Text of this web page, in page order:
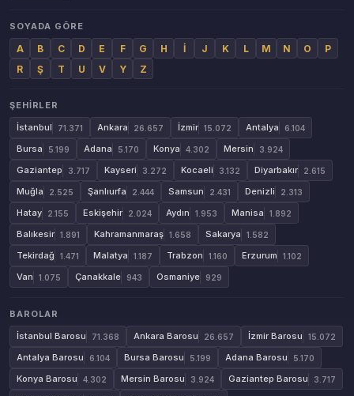
SOYADA GÖRE
A B C D E F G H İ J K L M N O
P
R
Ş T U V Y Z
ŞEHIRLER
İstanbul
71.371 Ankara 26.657 İzmir 15.072 Antalya 6.104
Bursa 5.199 Adana 5.170 Konya 4.302 Mersin 3.924
Gaziantep 3.717 Kayseri 3.272 Kocaeli 3.132 Diyarbakır 2.615
Muğla 2.525 Şanlıurfa 2.444 Samsun 2.431 Denizli 2.313
Hatay 2.155 Eskişehir 2.024 Aydın 1.953 Manisa 1.892
Balıkesir 1.891 Kahramanmaraş 1.658 Sakarya 1.582
Tekirdağ 1.471 Malatya 1.187 Trabzon 1.160 Erzurum 1.102
Van 1.075 Çanakkale 943 Osmaniye 929
BAROLAR
İstanbul Barosu
71.368 Ankara Barosu 26.657 İzmir Barosu 15.072
Antalya Barosu 6.104 Bursa Barosu 5.199 Adana Barosu 5.170
Konya Barosu 4.302 Mersin Barosu 3.924 Gaziantep Barosu 3.717